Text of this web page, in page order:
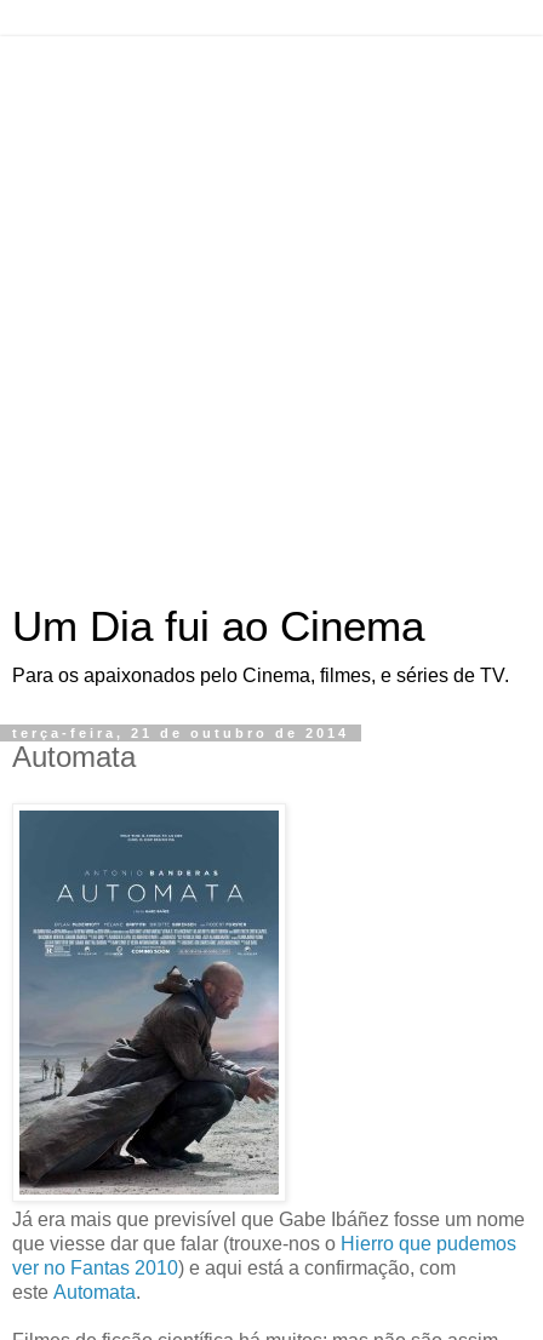
Um Dia fui ao Cinema
Para os apaixonados pelo Cinema, filmes, e séries de TV.
terça-feira, 21 de outubro de 2014
Automata
Já era mais que previsível que Gabe Ibáñez fosse um nome
que viesse dar que falar (trouxe-nos o Hierro que pudemos
ver no Fantas 2010) e aqui está a confirmação, com
este Automata.